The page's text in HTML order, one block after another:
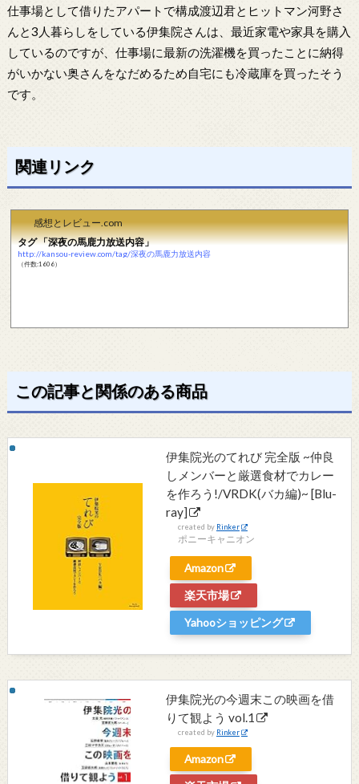
仕事場として借りたアパートで構成渡辺君とヒットマン河野さ
んと3人暮らしをしている伊集院さんは、最近家電や家具を購入
しているのですが、仕事場に最新の洗濯機を買ったことに納得
がいかない奥さんをなだめるため自宅にも冷蔵庫を買ったそう
です。
関連リンク
感想とレビュー.com
タグ 「深夜の馬鹿力放送内容」
http://kansou-review.com/tag/深夜の馬鹿力放送内容
（件数:1606）
この記事と関係のある商品
伊集院光のてれび 完全版 ~仲良
しメンバーと厳選食材でカレー
を作ろう!/VRDK(バカ編)~ [Blu-
ray]
created by Rinker
ポニーキャニオン
Amazon
楽天市場
Yahooショッピング
伊集院光の今週末この映画を借
りて観よう vol.1
created by Rinker
Amazon